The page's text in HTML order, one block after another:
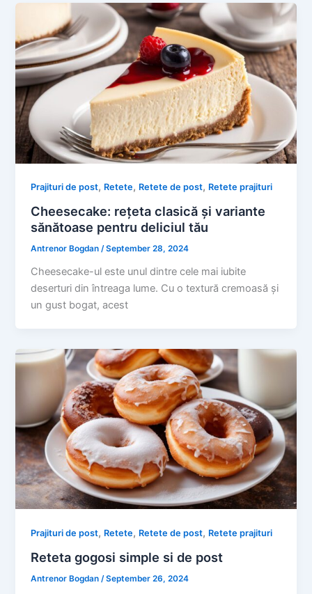
Prajituri de post, Retete, Retete de post, Retete prajituri
Cheesecake: rețeta clasică și variante
sănătoase pentru deliciul tău
Antrenor Bogdan/September 28, 2024
Cheesecake-ul este unul dintre cele mai iubite
deserturi din întreaga lume. Cu o textură cremoasă și
un gust bogat, acest
Prajituri de post, Retete, Retete de post, Retete prajituri
Reteta gogosi simple si de post
Antrenor Bogdan/September 26, 2024